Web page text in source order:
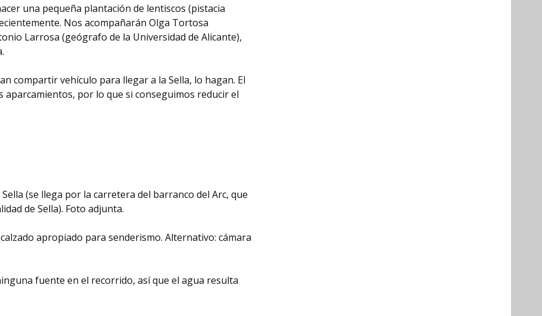
una pequeña plantación de lentiscos (pistacia
Nos acompañarán Olga Tortosa
Larrosa (geógrafo de la Universidad de Alicante),
compartir vehículo para llegar a la Sella, lo hagan. El
por lo que si conseguimos reducir el
(se llega por la carretera del barranco del Arc, que
de Sella). Foto adjunta.
apropiado para senderismo. Alternativo: cámara
fuente en el recorrido, así que el agua resulta